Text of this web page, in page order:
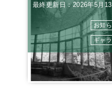
最終更新日：2026年5月
お知
ギャ